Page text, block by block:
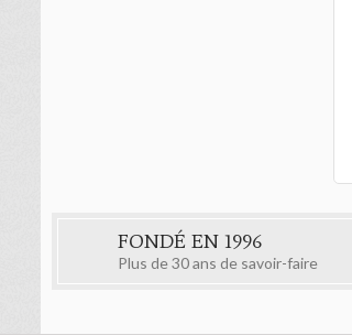
FONDÉ EN 1996
Plus de 30 ans de savoir-faire